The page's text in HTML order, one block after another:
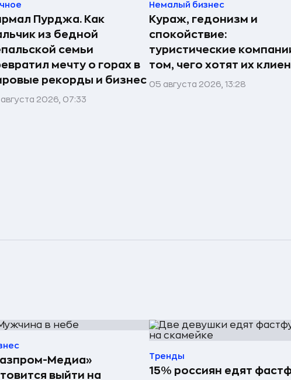
Пурджа. Как
из бедной
семьи
мечту о горах в
рекорды и бизнес
2026, 07:33
Немалый бизнес
Кураж, гедонизм и
спокойствие:
туристические
том, чего хотят их
05 августа 2026, 13:28
Медиа»
выйти на
Тренды
15% россиян едят